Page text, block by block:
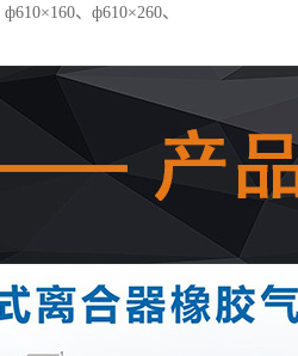
、ф610×260、